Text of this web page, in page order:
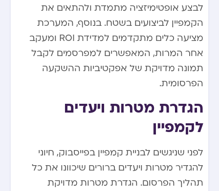
לבצע אופטימיזציה מתמדת ולהתאים את
הקמפיין לביצועים בשטח. בנוסף, המערכת
מציעה כלים מתקדמים למדידת ROI ומעקב
אחר המרות, המאפשרים למפרסמים לקבל
תמונה מדויקת של אפקטיביות ההשקעה
הפרסומית.
הגדרת מטרות ויעדים
לקמפיין
לפני שניגשים לבניית קמפיין בפייסבוק, חיוני
להגדיר מטרות ויעדים ברורים שיכוונו את כל
תהליך הפרסום. הגדרת מטרות מדויקת